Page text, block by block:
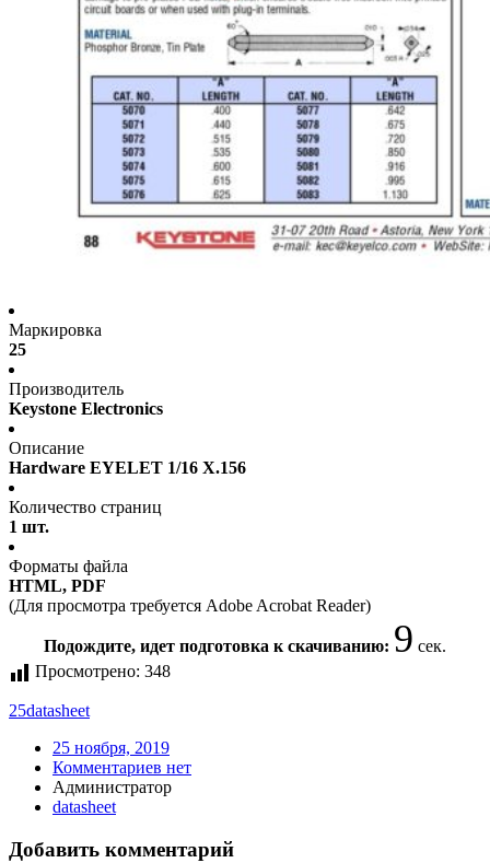
Маркировка
25
Производитель
Keystone Electronics
Описание
Hardware EYELET 1/16 X.156
Количество страниц
1 шт.
Форматы файла
HTML, PDF
(Для просмотра требуется Adobe Acrobat Reader)
Подождите, идет подготовка к скачиванию: 9 сек.
Просмотрено: 348
25datasheet
25 ноября, 2019
Комментариев нет
Администратор
datasheet
Добавить комментарий